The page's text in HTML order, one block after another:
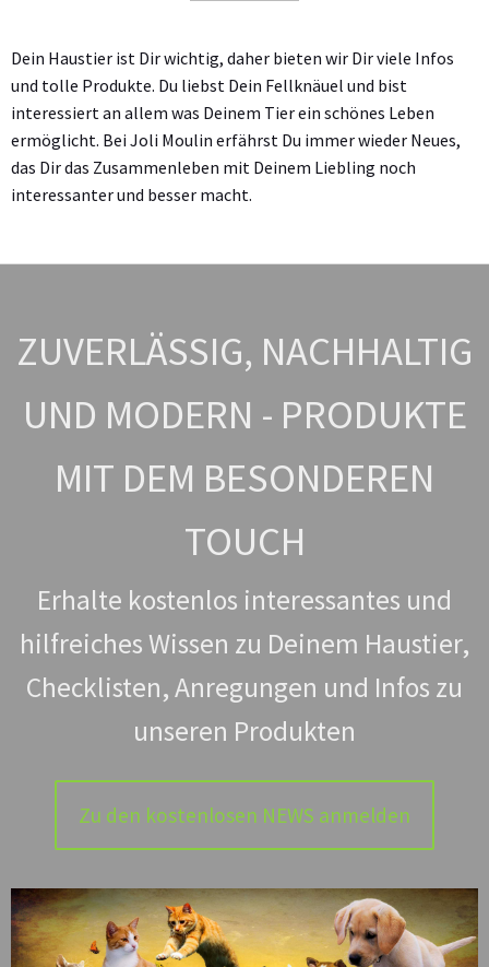
Dein Haustier ist Dir wichtig, daher bieten wir Dir viele Infos
und tolle Produkte. Du liebst Dein Fellknäuel und bist
interessiert an allem was Deinem Tier ein schönes Leben
ermöglicht. Bei Joli Moulin erfährst Du immer wieder Neues,
das Dir das Zusammenleben mit Deinem Liebling noch
interessanter und besser macht.
ZUVERLÄSSIG, NACHHALTIG
UND MODERN - PRODUKTE
MIT DEM BESONDEREN
TOUCH
Erhalte kostenlos interessantes und
hilfreiches Wissen zu Deinem Haustier,
Checklisten, Anregungen und Infos zu
unseren Produkten
Zu den kostenlosen NEWS anmelden